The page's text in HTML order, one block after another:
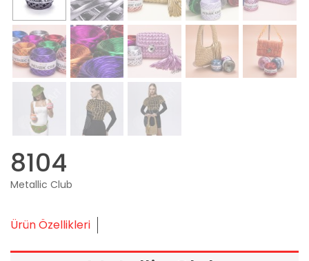
8104
Metallic Club
Ürün Özellikleri